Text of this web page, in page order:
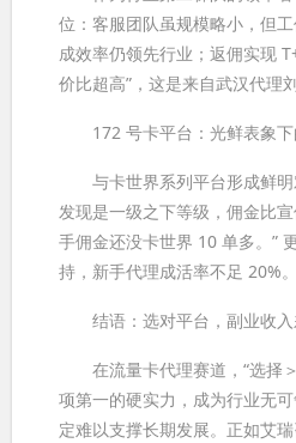
位：客服团队虽规模略小，但
成效率仍领先行业；返佣实现
价比超高”，这是来自武汉代理
172 号卡平台：光鲜表象下
与卡世界系列平台形成鲜明
发现是一级之下等级，佣金比
手佣金还没卡世界 10 单多。”
持，新手代理成活率不足 20%。
结语：选对平台，副业收入
在流量卡代理赛道，“选择＞
项第一的硬实力，成为行业无
定难以支撑长期发展。正如艾